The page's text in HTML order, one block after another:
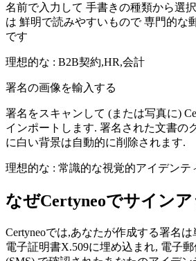
名前で入力して 手書きの種類から選
は 鮮明で読みやすいもので 専門的な
です
理想的な : B2B契約,HR,会計
署名の画像を輸入する
署名をスキャンして (または写真に)
インポートします. 署名された文書の
に白い背景は自動的に削除されます.
理想的な : 常識的な視覚的アイデンテ
なぜCertyneoでサイン
Certyneoでは,あなたが作成する署名
電子証明書X.509に埋め込まれ, 電子郵